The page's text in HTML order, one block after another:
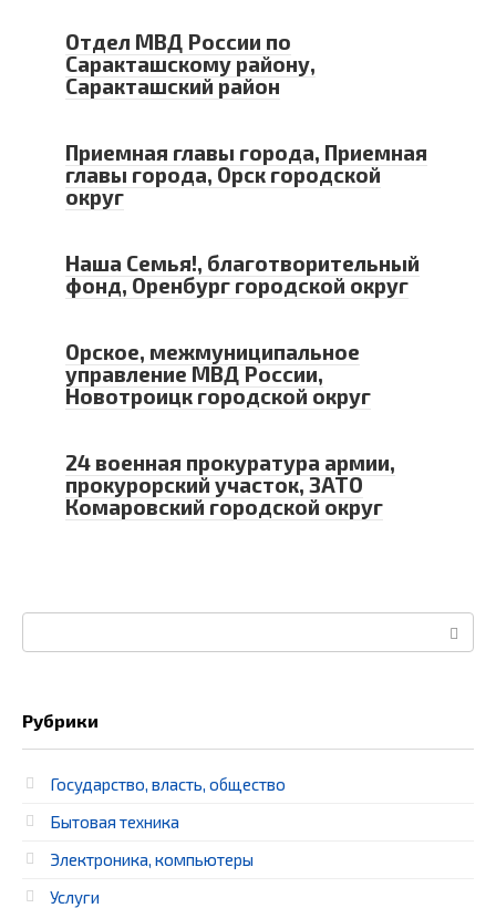
Отдел МВД России по
Саракташскому району,
Саракташский район
Приемная главы города, Приемная
главы города, Орск городской
округ
Наша Семья!, благотворительный
фонд, Оренбург городской округ
Орское, межмуниципальное
управление МВД России,
Новотроицк городской округ
24 военная прокуратура армии,
прокурорский участок, ЗАТО
Комаровский городской округ
Рубрики
Государство, власть, общество
Бытовая техника
Электроника, компьютеры
Услуги